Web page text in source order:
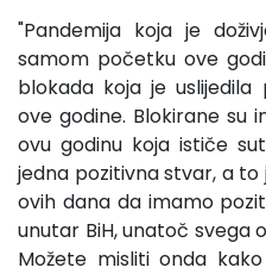
"Pandemija koja je
samom početku ove
blokada koja je
ove godine. Blokirane su
ovu godinu koja ističe
jedna pozitivna stvar, a
ovih dana da imamo
unutar BiH, unatoč svega
Možete misliti onda